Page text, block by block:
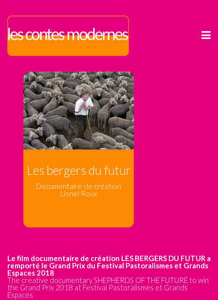
Les bergers du futur
Documentaire de création
Lionel Roux
Le film documentaire de création LES BERGERS DU FUTUR a
remporté le Grand Prix du Festival Pastoralismes et Grands
Espaces 2018
The creative documentary SHEPHERDS OF THE FUTURE to win
the Grand Prix 2018 at Festival Pastoralismes et Grands
Espaces